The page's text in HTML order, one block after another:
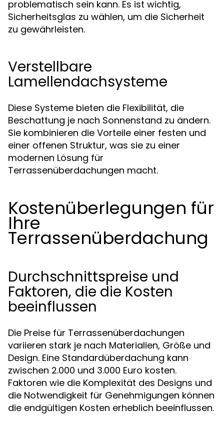
problematisch sein kann. Es ist wichtig,
Sicherheitsglas zu wählen, um die Sicherheit
zu gewährleisten.
Verstellbare
Lamellendachsysteme
Diese Systeme bieten die Flexibilität, die
Beschattung je nach Sonnenstand zu ändern.
Sie kombinieren die Vorteile einer festen und
einer offenen Struktur, was sie zu einer
modernen Lösung für
Terrassenüberdachungen macht.
Kostenüberlegungen für
Ihre
Terrassenüberdachung
Durchschnittspreise und
Faktoren, die die Kosten
beeinflussen
Die Preise für Terrassenüberdachungen
variieren stark je nach Materialien, Größe und
Design. Eine Standardüberdachung kann
zwischen 2.000 und 3.000 Euro kosten.
Faktoren wie die Komplexität des Designs und
die Notwendigkeit für Genehmigungen können
die endgültigen Kosten erheblich beeinflussen.